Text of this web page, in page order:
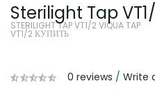
Sterilight Tap
STERILIGHT TAP VT1/2 VIQUA TAP
VT1/2 КУПИТЬ
0 reviews / Write